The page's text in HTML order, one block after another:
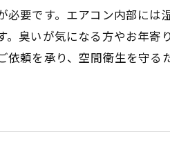
要です。エアコン内部には
臭いが気になる方やお年寄
頼を承り、空間衛生を守る